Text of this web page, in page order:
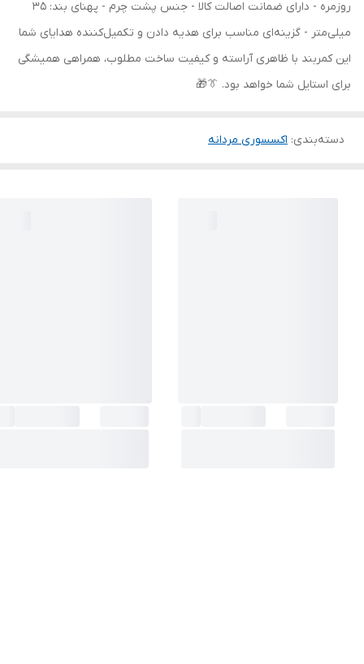
روزمره - دارای ضمانت اصالت کالا - جنس پشت چرم - پهنای بند: 35
میلی‌متر - گزینه‌ای مناسب برای هدیه دادن و تکمیل‌کننده هدایای شما
این کمربند با ظاهری آراسته و کیفیت ساخت مطلوب، همراهی همیشگی
برای استایل شما خواهد بود. 👔🎁
دسته‌بندی: اکسسوری مردانه